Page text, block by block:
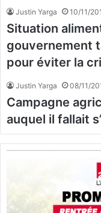
Justin Yarga 10/11/
Situation
gouvernement
pour éviter la
Justin Yarga 08/11/
Campagne
auquel il fallait